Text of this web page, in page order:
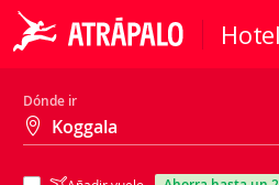
Dónde ir